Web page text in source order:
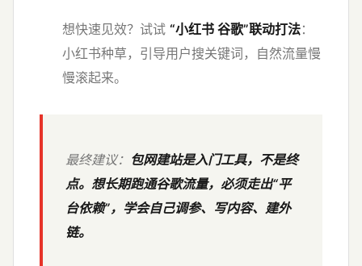
想快速见效？试试 “小红书 谷歌”联动打法：
小红书种草，引导用户搜关键词，自然流量慢
慢滚起来。
最终建议： 包网建站是入门工具，不是终
点。想长期跑通谷歌流量，必须走出“平
台依赖”，学会自己调参、写内容、建外
链。